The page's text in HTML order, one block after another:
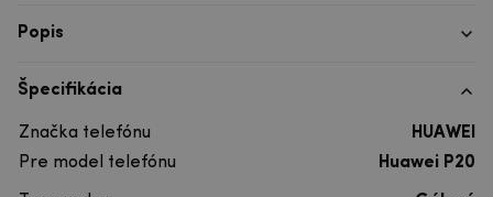
Popis
Špecifikácia
Značka telefónu
HUAWEI
Pre model telefónu
Huawei P20